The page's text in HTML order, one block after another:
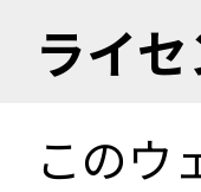
ライ
このウ